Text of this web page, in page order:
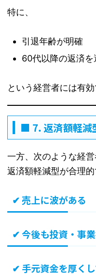
特に、
引退年齢が明確
60代以降の返済を
という経営者には有効
■ 7. 返済額軽減
一方、次のような経
返済額軽減型が合理的
✔ 売上に波がある
✔ 今後も投資・事
✔ 手元資金を厚く